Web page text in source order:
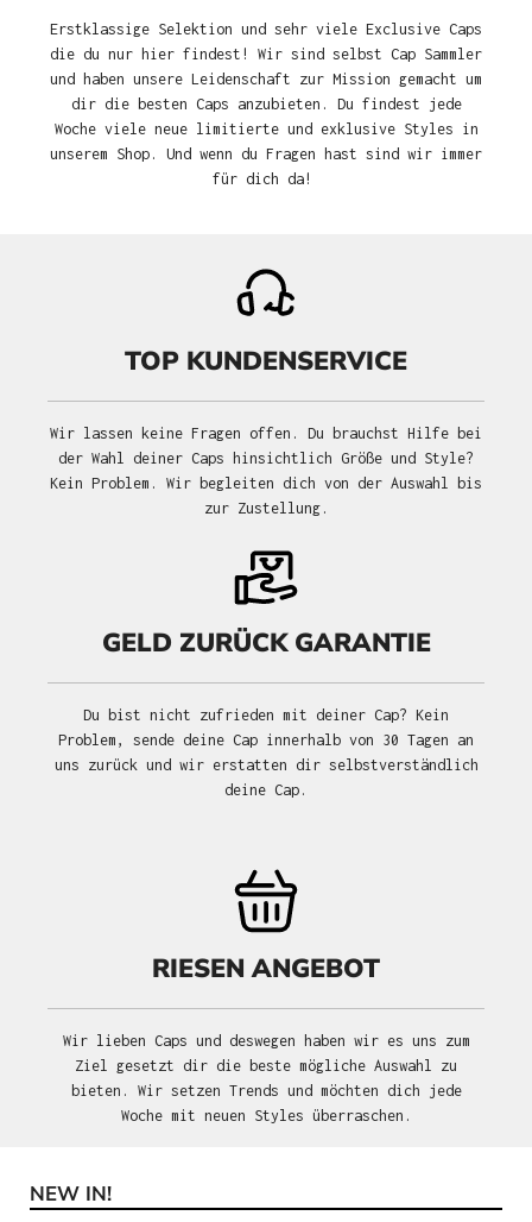
Erstklassige Selektion und sehr viele Exclusive Caps
die du nur hier findest! Wir sind selbst Cap Sammler
und haben unsere Leidenschaft zur Mission gemacht um
dir die besten Caps anzubieten. Du findest jede
Woche viele neue limitierte und exklusive Styles in
unserem Shop. Und wenn du Fragen hast sind wir immer
für dich da!
TOP KUNDENSERVICE
Wir lassen keine Fragen offen. Du brauchst Hilfe bei
der Wahl deiner Caps hinsichtlich Größe und Style?
Kein Problem. Wir begleiten dich von der Auswahl bis
zur Zustellung.
GELD ZURÜCK GARANTIE
Du bist nicht zufrieden mit deiner Cap? Kein
Problem, sende deine Cap innerhalb von 30 Tagen an
uns zurück und wir erstatten dir selbstverständlich
deine Cap.
RIESEN ANGEBOT
Wir lieben Caps und deswegen haben wir es uns zum
Ziel gesetzt dir die beste mögliche Auswahl zu
bieten. Wir setzen Trends und möchten dich jede
Woche mit neuen Styles überraschen.
Produktgalerie überspringen
NEW IN!